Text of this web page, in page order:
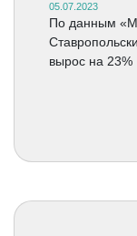
05.07.2023
По данным
вырос на 23%